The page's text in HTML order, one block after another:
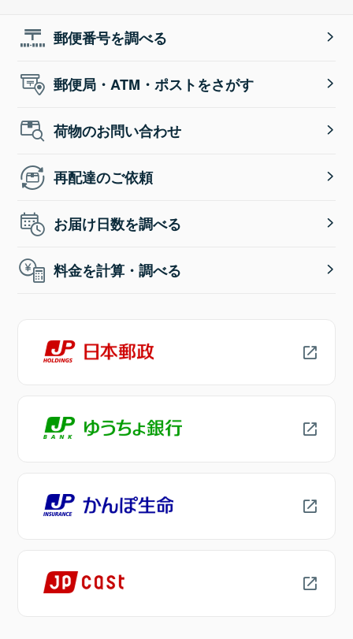
郵便番号を調べる
郵便局・ATM・ポストをさがす
荷物のお問い合わせ
再配達のご依頼
お届け日数を調べる
料金を計算・調べる